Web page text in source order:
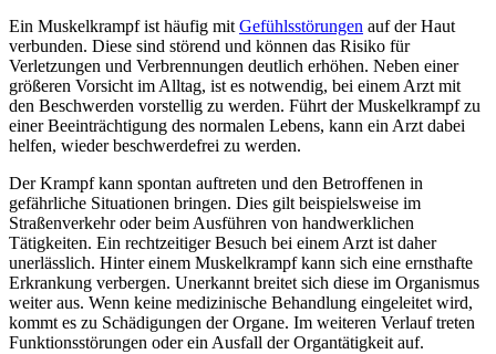
Ein Muskelkrampf ist häufig mit Gefühlsstörungen auf der Haut
verbunden. Diese sind störend und können das Risiko für
Verletzungen und Verbrennungen deutlich erhöhen. Neben einer
größeren Vorsicht im Alltag, ist es notwendig, bei einem Arzt mit
den Beschwerden vorstellig zu werden. Führt der Muskelkrampf zu
einer Beeinträchtigung des normalen Lebens, kann ein Arzt dabei
helfen, wieder beschwerdefrei zu werden.
Der Krampf kann spontan auftreten und den Betroffenen in
gefährliche Situationen bringen. Dies gilt beispielsweise im
Straßenverkehr oder beim Ausführen von handwerklichen
Tätigkeiten. Ein rechtzeitiger Besuch bei einem Arzt ist daher
unerlässlich. Hinter einem Muskelkrampf kann sich eine ernsthafte
Erkrankung verbergen. Unerkannt breitet sich diese im Organismus
weiter aus. Wenn keine medizinische Behandlung eingeleitet wird,
kommt es zu Schädigungen der Organe. Im weiteren Verlauf treten
Funktionsstörungen oder ein Ausfall der Organtätigkeit auf.